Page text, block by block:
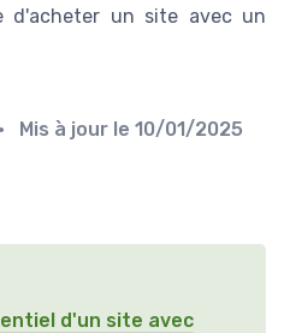
d'acheter un site avec un
• Mis à jour le 10/01/2025
d'un site avec